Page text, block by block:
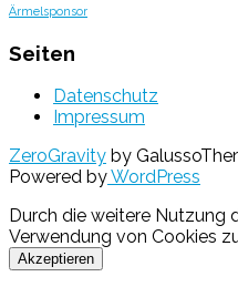
Ärmelsponsor
Seiten
Datenschutz
Impressum
ZeroGravity by
Powered byWordPress
Durch die weitere Nutzung
Verwendung von Cookies
Akzeptieren